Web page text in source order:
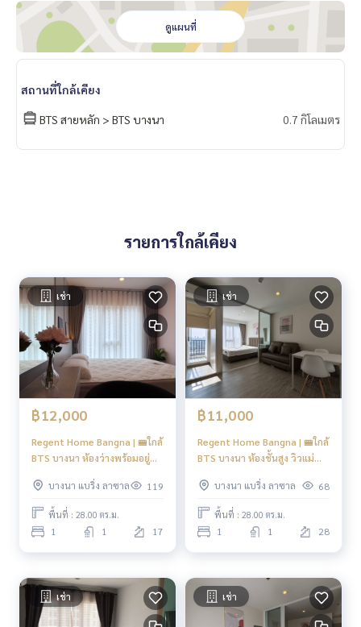
ศูนย์การค้าและตลาด
- ตลาดสี่แยกบางนา
- Bite บางนา
- ตลาดอุดมสุข
- Central บางนา
- The Phyll
สถานศึกษาที่ใกล้เคียง
- Anglo Singapore International School
- Wells International School
- Bangkok Prep
สถานพยาบาลที่ใกล้เคียง
- รพ.กล้วยน้ำไท 2
- รพ.ไทยนครินทร์
- รพ.กล้วยน้ำไท
- รพ.สุขุมวิท
----------------------------------------
You can inbox or dm to ask more information, It’s my pleas
ure to give.
LINE ID : @BPP2019
#คอนโดปล่อยเช่าบางนา #คอนโดใกล้รถไฟฟ้า #รีเจ้นท์บางนา
ดูแผนที่
สถานที่ใกล้เคียง
BTS สายหลัก > BTS บางนา 0.7 กิโลเมตร
รายการใกล้เคียง
เช่า
฿12,000
Regent Home Bangna | 🚝ใกล้
BTS บางนา ห้องว่างพร้อมอยู่
บางนา แบริ่ง ลาซาล
119
พื้นที่ : 28.00 ตร.ม.
1 1 17
เช่า
฿11,000
Regent Home Bangna | 🚝ใกล้
BTS บางนา ห้องชั้นสูง วิวแม่น้ำ
Focusบางนา แบริ่ง ลาซาล 68
พื้นที่ : 28.00 ตร.ม.
1 1 28
เช่า เช่า